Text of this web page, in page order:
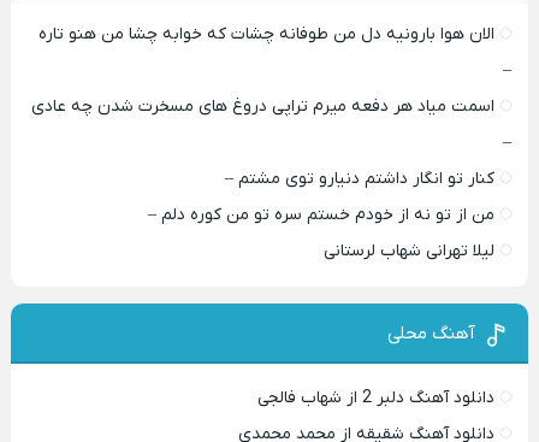
الان هوا بارونیه دل من طوفانه چشات که خوابه چشا من هنو تاره
–
اسمت میاد هر دفعه میرم تراپی دروغ‌ های مسخرت شدن چه عادی
–
کنار تو انگار داشتم دنیارو توی مشتم –
من از تو نه از خودم خستم سره تو من کوره دلم –
لیلا تهرانی شهاب لرستانی
آهنگ محلی
دانلود آهنگ دلبر 2 از شهاب فالجی
دانلود آهنگ شقیقه از محمد محمدی